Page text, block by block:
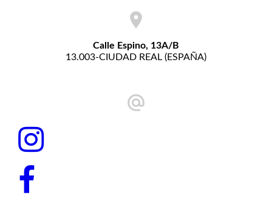
Calle Espino, 13A/B
13.003-CIUDAD REAL (ESPAÑA)